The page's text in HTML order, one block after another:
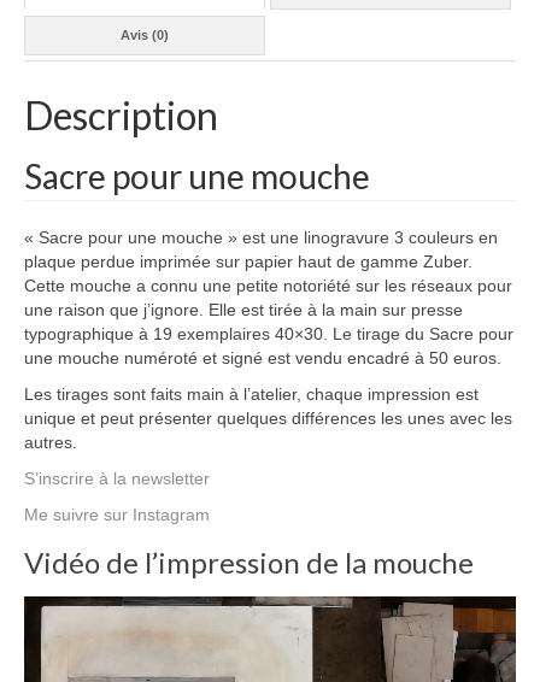
Avis (0)
Description
Sacre pour une mouche
« Sacre pour une mouche » est une linogravure 3 couleurs en
plaque perdue imprimée sur papier haut de gamme Zuber.
Cette mouche a connu une petite notoriété sur les réseaux pour
une raison que j’ignore. Elle est tirée à la main sur presse
typographique à 19 exemplaires 40×30. Le tirage du Sacre pour
une mouche numéroté et signé est vendu encadré à 50 euros.
Les tirages sont faits main à l’atelier, chaque impression est
unique et peut présenter quelques différences les unes avec les
autres.
S’inscrire à la newsletter
Me suivre sur Instagram
Vidéo de l’impression de la mouche
Lecteur
vidéo